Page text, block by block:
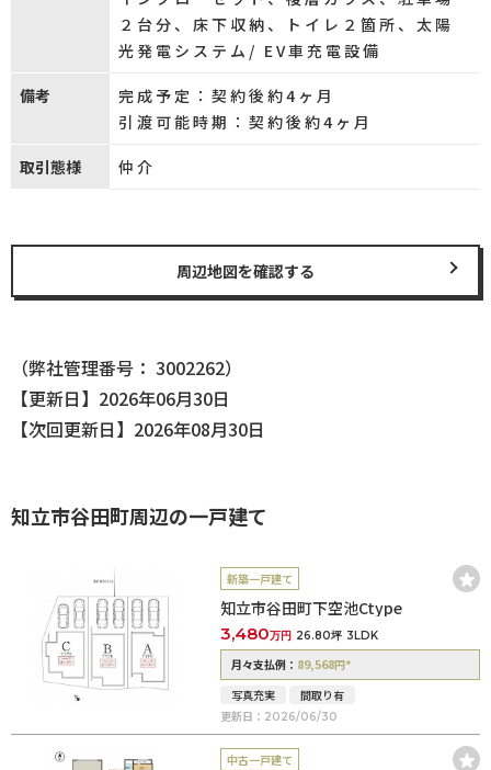
２台分、床下収納、トイレ２箇所、太陽
光発電システム/ EV車充電設備
備考
完成予定：契約後約4ヶ月
引渡可能時期：契約後約4ヶ月
取引態様 仲介
周辺地図を確認する
（弊社管理番号： 3002262）
【更新日】2026年06月30日
【次回更新日】2026年08月30日
知立市谷田町周辺の一戸建て
新築一戸建て
知立市谷田町下空池Ctype
3,480万円 26.80坪 3LDK
月々支払例： 89,568円*
写真充実
間取り有
更新日： 2026/06/30
中古一戸建て